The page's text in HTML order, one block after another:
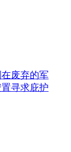
废弃的军
寻求庇护